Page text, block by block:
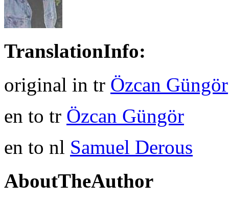
TranslationInfo:
original in tr Özcan Güngör
en to tr Özcan Güngör
en to nl Samuel Derous
AboutTheAuthor